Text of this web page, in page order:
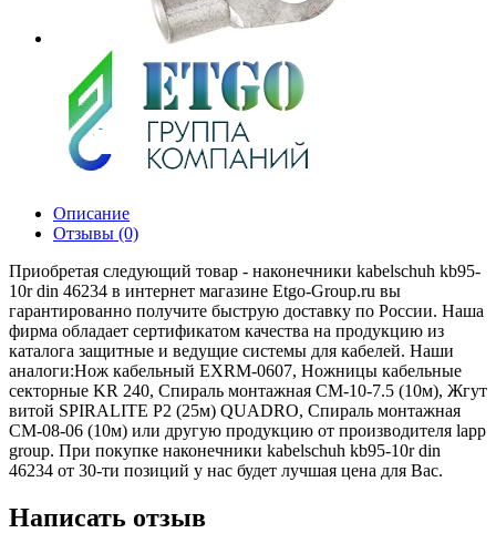
Описание
Отзывы (0)
Приобретая следующий товар - наконечники kabelschuh kb95-
10r din 46234 в интернет магазине Etgo-Group.ru вы
гарантированно получите быструю доставку по России. Наша
фирма обладает сертификатом качества на продукцию из
каталога защитные и ведущие системы для кабелей. Наши
аналоги:Нож кабельный EXRM-0607, Ножницы кабельные
секторные KR 240, Спираль монтажная СМ-10-7.5 (10м), Жгут
витой SPIRALITE P2 (25м) QUADRO, Спираль монтажная
СМ-08-06 (10м) или другую продукцию от производителя lapp
group. При покупке наконечники kabelschuh kb95-10r din
46234 от 30-ти позиций у нас будет лучшая цена для Вас.
Написать отзыв